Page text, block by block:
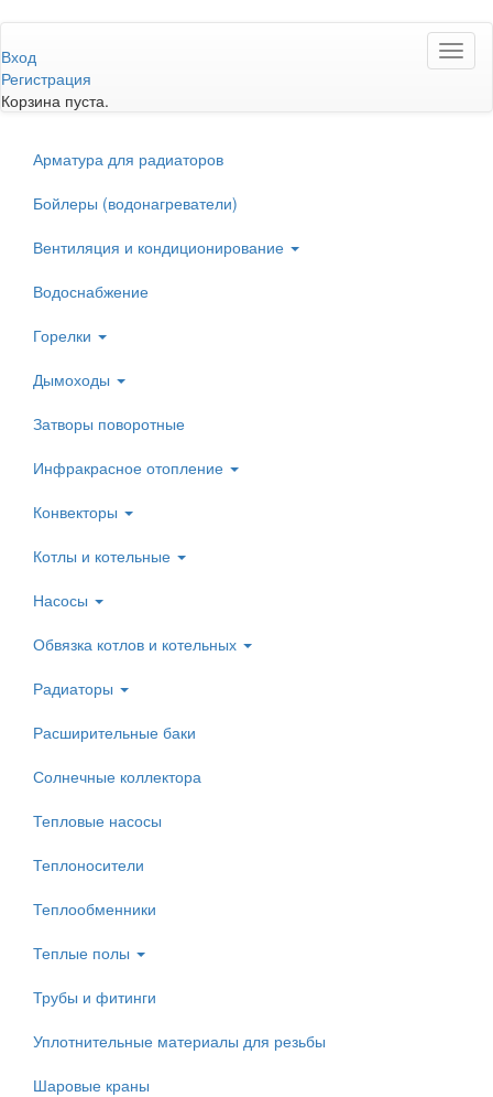
к
основному
содержанию
Вход
Регистрация
Корзина пуста.
Арматура для радиаторов
Бойлеры (водонагреватели)
Вентиляция и кондиционирование
Водоснабжение
Горелки
Дымоходы
Затворы поворотные
Инфракрасное отопление
Конвекторы
Котлы и котельные
Насосы
Обвязка котлов и котельных
Радиаторы
Расширительные баки
Солнечные коллектора
Тепловые насосы
Теплоносители
Теплообменники
Теплые полы
Трубы и фитинги
Уплотнительные материалы для резьбы
Шаровые краны